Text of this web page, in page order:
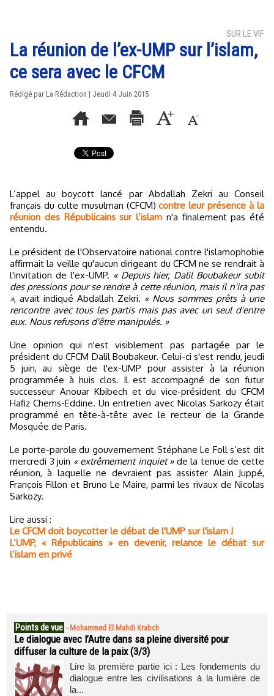
SUR LE VIF
La réunion de l’ex-UMP sur l’islam,
ce sera avec le CFCM
Rédigé par La Rédaction | Jeudi 4 Juin 2015
L’appel au boycott lancé par Abdallah Zekri au Conseil
français du culte musulman (CFCM)contre leur présence à la
réunion des Républicains sur l’islam n'a finalement pas été
entendu.
Le président de l'Observatoire national contre l'islamophobie
affirmait la veille qu'aucun dirigeant du CFCM ne se rendrait à
l'invitation de l'ex-UMP. « Depuis hier, Dalil Boubakeur subit
des pressions pour se rendre à cette réunion, mais il n'ira pas
», avait indiqué Abdallah Zekri. « Nous sommes prêts à une
rencontre avec tous les partis mais pas avec un seul d'entre
eux. Nous refusons d'être manipulés. »
Une opinion qui n'est visiblement pas partagée par le
président du CFCM Dalil Boubakeur. Celui-ci s'est rendu, jeudi
5 juin, au siège de l'ex-UMP pour assister à la réunion
programmée à huis clos. Il est accompagné de son futur
successeur Anouar Kbibech et du vice-président du CFCM
Hafiz Chems-Eddine. Un entretien avec Nicolas Sarkozy était
programmé en tête-à-tête avec le recteur de la Grande
Mosquée de Paris.
Le porte-parole du gouvernement Stéphane Le Foll s’est dit
mercredi 3 juin « extrêmement inquiet »de la tenue de cette
réunion, à laquelle ne devraient pas assister Alain Juppé,
François Fillon et Bruno Le Maire, parmi les rivaux de Nicolas
Sarkozy.
Lire aussi :
Le CFCM doit boycotter le débat de l'UMP sur l'islam !
L’UMP, « Républicains » en devenir, relance le débat sur
l’islam en privé
Points de vue - Mohammed El Mahdi Krabch
Le dialogue avec l’Autre dans sa pleine diversité pour
diffuser la culture de la paix (3/3)
Lire la première partie ici : Les fondements du
dialogue entre les civilisations à la lumière de
la...